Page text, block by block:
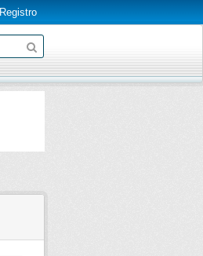
Registro